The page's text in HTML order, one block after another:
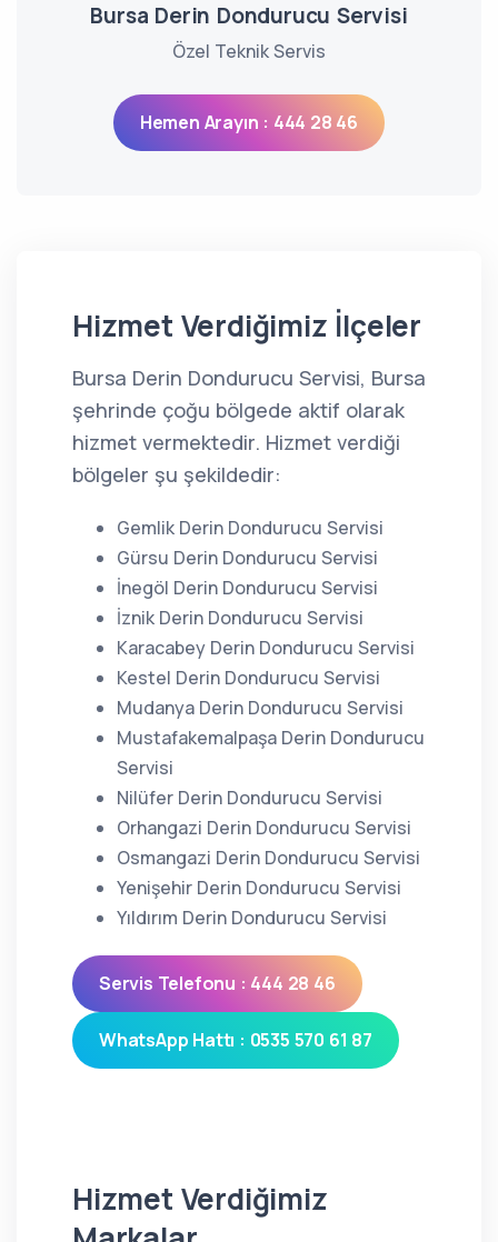
Bursa Derin Dondurucu Servisi
Özel Teknik Servis
Hemen Arayın : 444 28 46
Hizmet Verdiğimiz İlçeler
Bursa Derin Dondurucu Servisi, Bursa
şehrinde çoğu bölgede aktif olarak
hizmet vermektedir. Hizmet verdiği
bölgeler şu şekildedir:
Gemlik Derin Dondurucu Servisi
Gürsu Derin Dondurucu Servisi
İnegöl Derin Dondurucu Servisi
İznik Derin Dondurucu Servisi
Karacabey Derin Dondurucu Servisi
Kestel Derin Dondurucu Servisi
Mudanya Derin Dondurucu Servisi
Mustafakemalpaşa Derin Dondurucu
Servisi
Nilüfer Derin Dondurucu Servisi
Orhangazi Derin Dondurucu Servisi
Osmangazi Derin Dondurucu Servisi
Yenişehir Derin Dondurucu Servisi
Yıldırım Derin Dondurucu Servisi
Servis Telefonu : 444 28 46
WhatsApp Hattı : 0535 570 61 87
Hizmet Verdiğimiz